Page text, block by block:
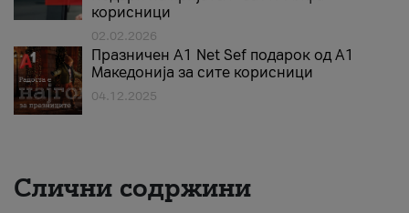
корисници
02.02.2026
Празничен A1 Net Sеf подарок од А1
Македонија за сите корисници
04.12.2025
Слични содржини